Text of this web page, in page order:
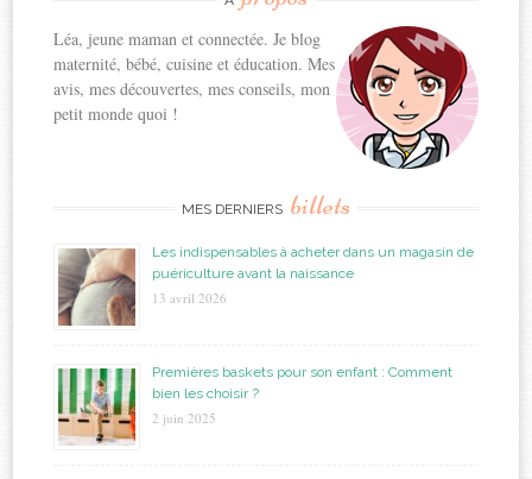
Léa, jeune maman et connectée. Je blog
maternité, bébé, cuisine et éducation. Mes
avis, mes découvertes, mes conseils, mon
petit monde quoi !
MES DERNIERS billets
Les indispensables à acheter dans un magasin de
puériculture avant la naissance
13 avril 2026
Premières baskets pour son enfant : Comment
bien les choisir ?
2 juin 2025